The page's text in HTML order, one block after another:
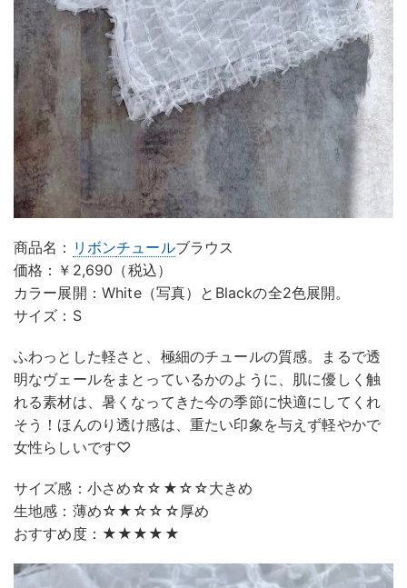
商品名： リボンチュールブラウス
価格：￥2,690（税込）
カラー展開：White（写真）とBlackの全2色展開。
サイズ：S
ふわっとした軽さと、極細のチュールの質感。まるで透
明なヴェールをまとっているかのように、肌に優しく触
れる素材は、暑くなってきた今の季節に快適にしてくれ
そう！ほんのり透け感は、重たい印象を与えず軽やかで
女性らしいです♡
サイズ感：小さめ☆☆★☆☆大きめ
生地感：薄め☆★☆☆☆厚め
おすすめ度：★★★★★